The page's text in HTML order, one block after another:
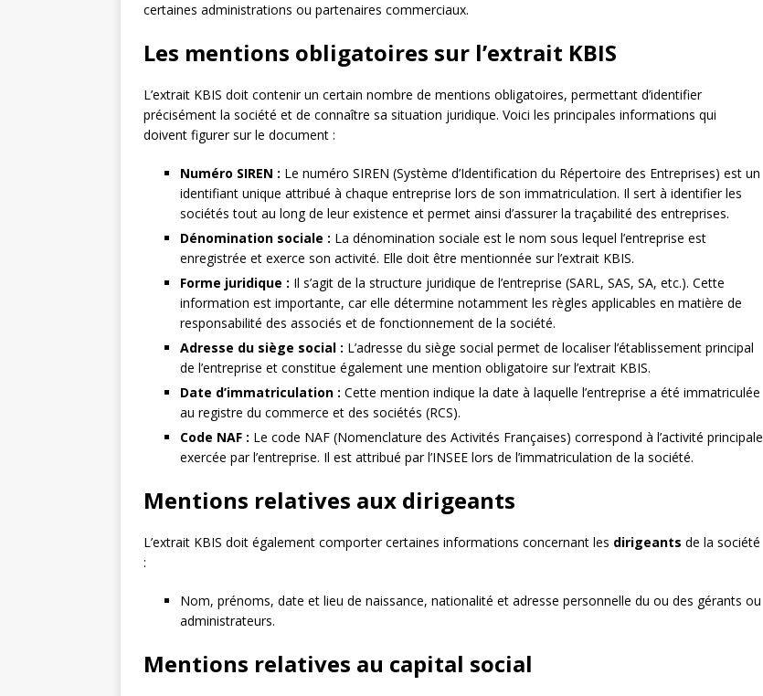
certaines administrations ou partenaires commerciaux.
Les mentions obligatoires sur l’extrait KBIS
L’extrait KBIS doit contenir un certain nombre de mentions obligatoires, permettant d’identifier
précisément la société et de connaître sa situation juridique. Voici les principales informations qui
doivent figurer sur le document :
Numéro SIREN : Le numéro SIREN (Système d’Identification du Répertoire des Entreprises) est un
identifiant unique attribué à chaque entreprise lors de son immatriculation. Il sert à identifier les
sociétés tout au long de leur existence et permet ainsi d’assurer la traçabilité des entreprises.
Dénomination sociale : La dénomination sociale est le nom sous lequel l’entreprise est
enregistrée et exerce son activité. Elle doit être mentionnée sur l’extrait KBIS.
Forme juridique : Il s’agit de la structure juridique de l’entreprise (SARL, SAS, SA, etc.). Cette
information est importante, car elle détermine notamment les règles applicables en matière de
responsabilité des associés et de fonctionnement de la société.
Adresse du siège social : L’adresse du siège social permet de localiser l’établissement principal
de l’entreprise et constitue également une mention obligatoire sur l’extrait KBIS.
Date d’immatriculation : Cette mention indique la date à laquelle l’entreprise a été immatriculée
au registre du commerce et des sociétés (RCS).
Code NAF : Le code NAF (Nomenclature des Activités Françaises) correspond à l’activité principale
exercée par l’entreprise. Il est attribué par l’INSEE lors de l’immatriculation de la société.
Mentions relatives aux dirigeants
L’extrait KBIS doit également comporter certaines informations concernant les dirigeants de la société
:
Nom, prénoms, date et lieu de naissance, nationalité et adresse personnelle du ou des gérants ou
administrateurs.
Mentions relatives au capital social